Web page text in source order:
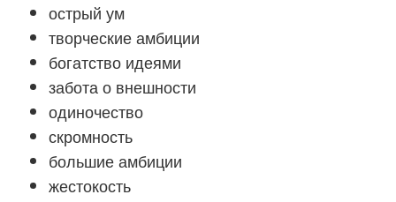
острый ум
творческие амбиции
богатство идеями
забота о внешности
одиночество
скромность
большие амбиции
жестокость